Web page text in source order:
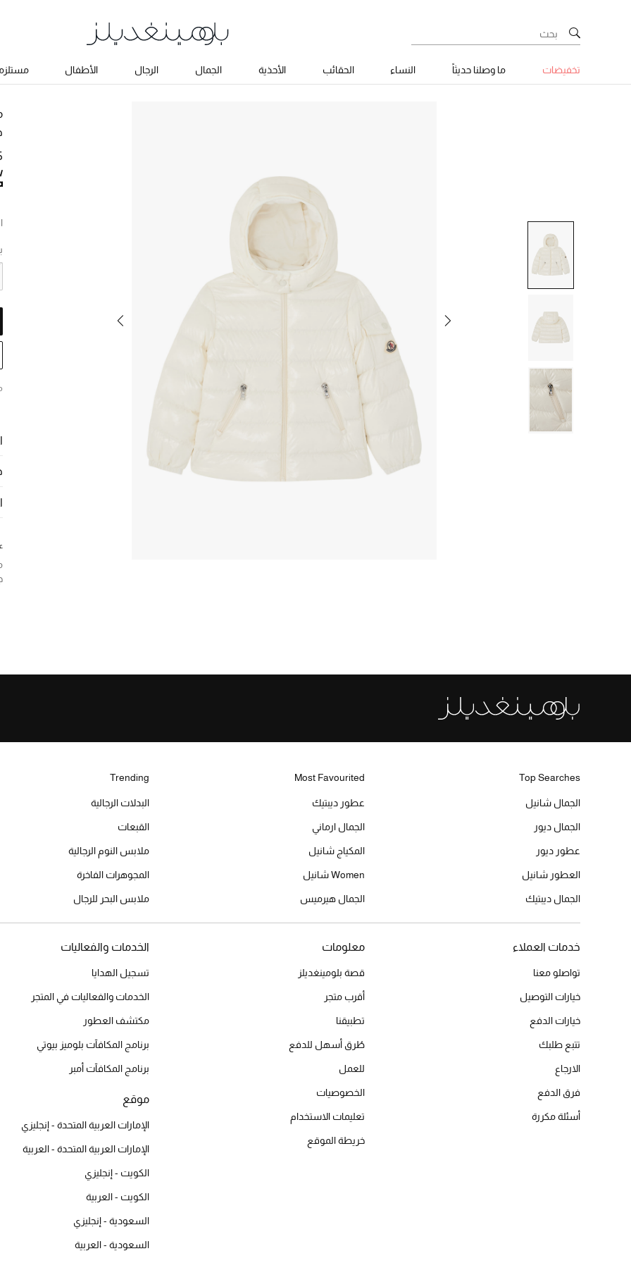
تخفيضات ما وصلنا حديثاً النساء الحقائب الأحذية الجمال الرجال الأطفال
Top Searches
الجمال شانيل
الجمال ديور
عطور ديور
العطور شانيل
الجمال ديبتيك
Most Favourited
عطور ديبتيك
الجمال ارماني
المكياج شانيل
Women شانيل
الجمال هيرميس
Trending
البدلات الرجالية
القبعات
ملابس النوم الرجالية
المجوهرات الفاخرة
ملابس البحر للرجال
خدمات العملاء
تواصلو معنا
خيارات التوصيل
خيارات الدفع
تتبع طلبك
الارجاع
فرق الدفع
أسئلة مكررة
معلومات
قصة بلومينغديلز
أقرب متجر
تطبيقنا
طُرق أسهل للدفع
للعمل
الخصوصيات
تعليمات الاستخدام
خريطة الموقع
الخدمات والفعاليات
تسجيل الهدايا
الخدمات والفعاليات في المتجر
مكتشف العطور
برنامج المكافآت بلوميز بيوتي
برنامج المكافآت أمبر
موقع
الإمارات العربية المتحدة - إنجليزي
الإمارات العربية المتحدة - العربية
الكويت - إنجليزي
الكويت - العربية
السعودية - إنجليزي
السعودية - العربية